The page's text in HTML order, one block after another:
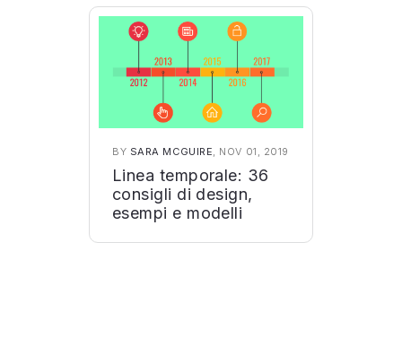
BY SARA MCGUIRE, NOV 01, 2019
Linea temporale: 36
consigli di design,
esempi e modelli